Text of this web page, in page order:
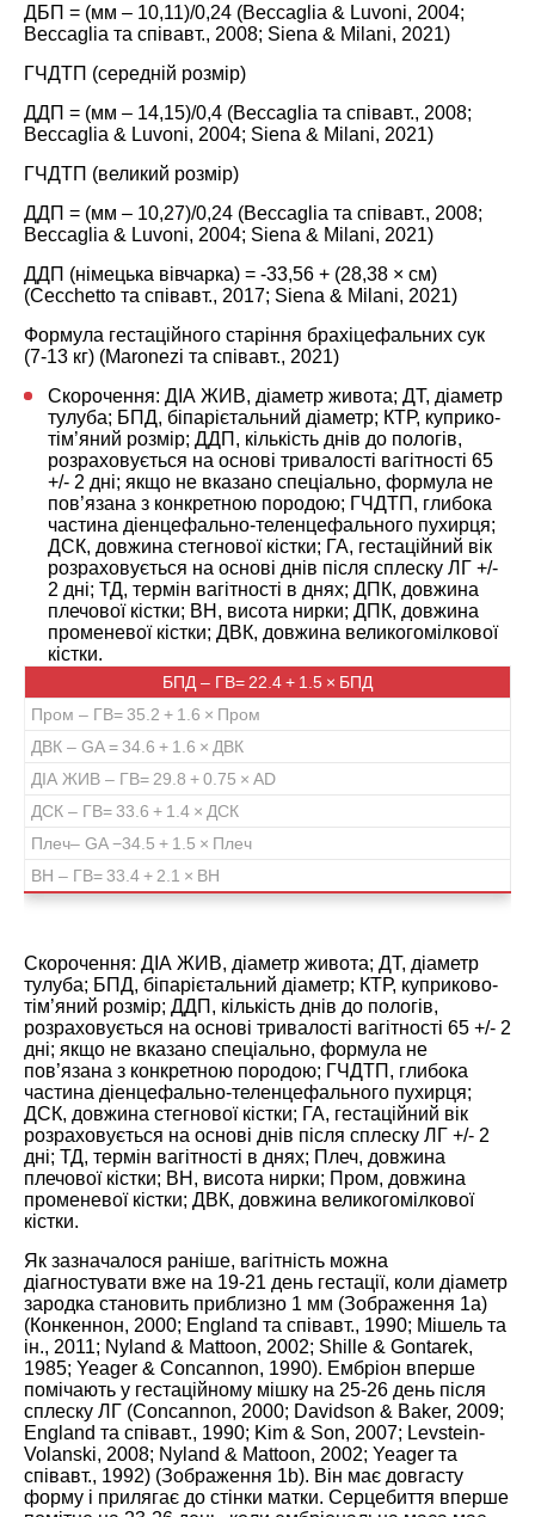
ДБП = (мм – 10,11)/0,24 (Beccaglia & Luvoni, 2004;
Beccaglia та співавт., 2008; Siena & Milani, 2021)
ГЧДТП (середній розмір)
ДДП = (мм – 14,15)/0,4 (Beccaglia та співавт., 2008;
Beccaglia & Luvoni, 2004; Siena & Milani, 2021)
ГЧДТП (великий розмір)
ДДП = (мм – 10,27)/0,24 (Beccaglia та співавт., 2008;
Beccaglia & Luvoni, 2004; Siena & Milani, 2021)
ДДП (німецька вівчарка) = -33,56 + (28,38 × см)
(Cecchetto та співавт., 2017; Siena & Milani, 2021)
Формула гестаційного старіння брахіцефальних сук
(7-13 кг) (Maronezi та співавт., 2021)
Скорочення: ДІА ЖИВ, діаметр живота; ДТ, діаметр
тулуба; БПД, біпарієтальний діаметр; КТР, куприко-
тім’яний розмір; ДДП, кількість днів до пологів,
розраховується на основі тривалості вагітності 65
+/- 2 дні; якщо не вказано спеціально, формула не
пов’язана з конкретною породою; ГЧДТП, глибока
частина діенцефально-теленцефального пухирця;
ДСК, довжина стегнової кістки; ГА, гестаційний вік
розраховується на основі днів після сплеску ЛГ +/-
2 дні; ТД, термін вагітності в днях; ДПК, довжина
плечової кістки; ВН, висота нирки; ДПК, довжина
променевої кістки; ДВК, довжина великогомілкової
кістки.
БПД – ГВ= 22.4 + 1.5 × БПД
Пром – ГВ= 35.2 + 1.6 × Пром
ДВК – GA = 34.6 + 1.6 × ДВК
ДІА ЖИВ – ГВ= 29.8 + 0.75 × AD
ДСК – ГВ= 33.6 + 1.4 × ДСК
Плеч– GA −34.5 + 1.5 × Плеч
ВН – ГВ= 33.4 + 2.1 × ВН
Скорочення: ДІА ЖИВ, діаметр живота; ДТ, діаметр
тулуба; БПД, біпарієтальний діаметр; КТР, куприково-
тім’яний розмір; ДДП, кількість днів до пологів,
розраховується на основі тривалості вагітності 65 +/- 2
дні; якщо не вказано спеціально, формула не
пов’язана з конкретною породою; ГЧДТП, глибока
частина діенцефально-теленцефального пухирця;
ДСК, довжина стегнової кістки; ГА, гестаційний вік
розраховується на основі днів після сплеску ЛГ +/- 2
дні; ТД, термін вагітності в днях; Плеч, довжина
плечової кістки; ВН, висота нирки; Пром, довжина
променевої кістки; ДВК, довжина великогомілкової
кістки.
Як зазначалося раніше, вагітність можна
діагностувати вже на 19-21 день гестації, коли діаметр
зародка становить приблизно 1 мм (Зображення 1а)
(Конкеннон, 2000; England та співавт., 1990; Мішель та
ін., 2011; Nyland & Mattoon, 2002; Shille & Gontarek,
1985; Yeager & Concannon, 1990). Ембріон вперше
помічають у гестаційному мішку на 25-26 день після
сплеску ЛГ (Concannon, 2000; Davidson & Baker, 2009;
England та співавт., 1990; Kim & Son, 2007; Levstein-
Volanski, 2008; Nyland & Mattoon, 2002; Yeager та
співавт., 1992) (Зображення 1b). Він має довгасту
форму і прилягає до стінки матки. Серцебиття вперше